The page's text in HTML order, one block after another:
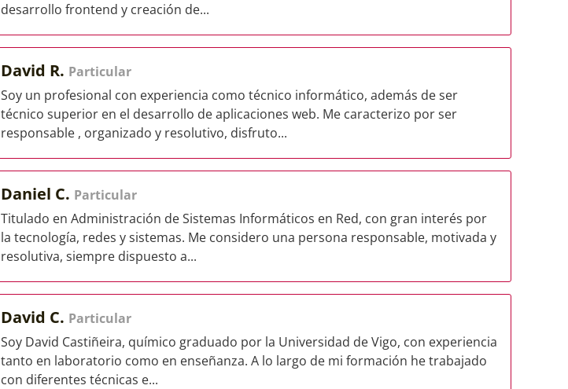
desarrollo frontend y creación de...
David R. Particular
Soy un profesional con experiencia como técnico informático, además de ser
técnico superior en el desarrollo de aplicaciones web. Me caracterizo por ser
responsable , organizado y resolutivo, disfruto...
Daniel C. Particular
Titulado en Administración de Sistemas Informáticos en Red, con gran interés por
la tecnología, redes y sistemas. Me considero una persona responsable, motivada y
resolutiva, siempre dispuesto a...
David C. Particular
Soy David Castiñeira, químico graduado por la Universidad de Vigo, con experiencia
tanto en laboratorio como en enseñanza. A lo largo de mi formación he trabajado
con diferentes técnicas e...